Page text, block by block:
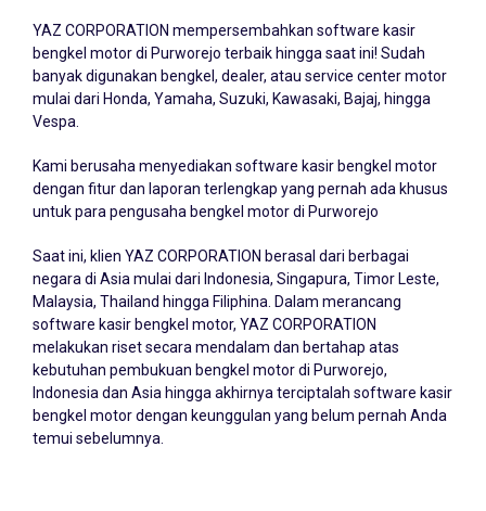
YAZ CORPORATION mempersembahkan software kasir
bengkel motor di Purworejo terbaik hingga saat ini! Sudah
banyak digunakan bengkel, dealer, atau service center motor
mulai dari Honda, Yamaha, Suzuki, Kawasaki, Bajaj, hingga
Vespa.
Kami berusaha menyediakan software kasir bengkel motor
dengan fitur dan laporan terlengkap yang pernah ada khusus
untuk para pengusaha bengkel motor di Purworejo
Saat ini, klien YAZ CORPORATION berasal dari berbagai
negara di Asia mulai dari Indonesia, Singapura, Timor Leste,
Malaysia, Thailand hingga Filiphina. Dalam merancang
software kasir bengkel motor, YAZ CORPORATION
melakukan riset secara mendalam dan bertahap atas
kebutuhan pembukuan bengkel motor di Purworejo,
Indonesia dan Asia hingga akhirnya terciptalah software kasir
bengkel motor dengan keunggulan yang belum pernah Anda
temui sebelumnya.